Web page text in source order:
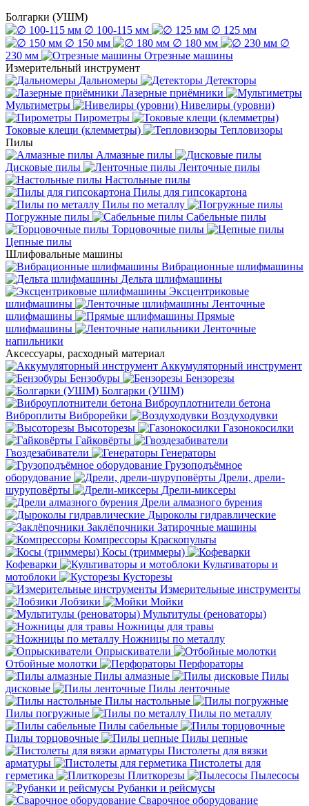
Болгарки (УШМ)
∅ 100-115 мм
∅ 125 мм
∅ 150 мм
∅ 180 мм
∅
230 мм
Отрезные машины
Измерительный инструмент
Дальномеры
Детекторы
Лазерные приёмники
Мультиметры
Нивелиры (уровни)
Пирометры
Токовые клещи (клемметры)
Тепловизоры
Пилы
Алмазные пилы
Дисковые пилы
Ленточные пилы
Настольные пилы
Пилы для гипсокартона
Пилы по металлу
Погружные пилы
Сабельные пилы
Торцовочные пилы
Цепные пилы
Шлифовальные машины
Вибрационные шлифмашины
Дельта шлифмашины
Эксцентриковые
шлифмашины
Ленточные
шлифмашины
Прямые
шлифмашины
Ленточные
напильники
Аксессуары, расходный материал
Аккумуляторный инструмент
Бензобуры
Бензорезы
Болгарки (УШМ)
Виброуплотнители бетона
Виброплиты Виброрейки
Воздуходувки
Высоторезы
Газонокосилки
Гайковёрты
Гвоздезабиватели
Генераторы
Грузоподъёмное
оборудование
Дрели, дрели-
шуруповёрты
Дрели-миксеры
Дрели алмазного бурения
Дыроколы гидравлические
Заклёпочники Затирочные машины
Компрессоры Краскопульты
Косы (триммеры)
Кофеварки
Культиваторы и
мотоблоки
Кусторезы
Измерительные инструменты
Лобзики
Мойки
Мультитулы (реноваторы)
Ножницы для травы
Ножницы по металлу
Опрыскиватели
Отбойные молотки
Перфораторы
Пилы алмазные
Пилы
дисковые
Пилы ленточные
Пилы настольные
Пилы погружные
Пилы по металлу
Пилы сабельные
Пилы торцовочные
Пилы цепные
Пистолеты для вязки
арматуры
Пистолеты для
герметика
Плиткорезы
Пылесосы
Рубанки и рейсмусы
Сварочное оборудование